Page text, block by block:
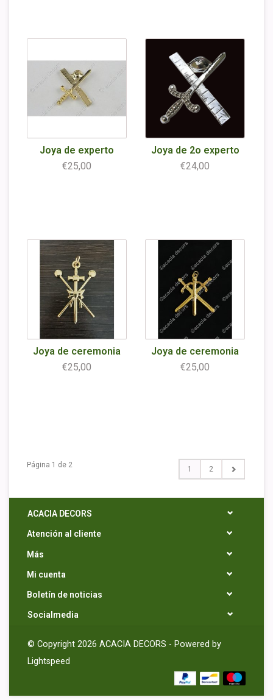
Joya de experto
€25,00
Joya de 2o experto
€24,00
Joya de ceremonia
€25,00
Joya de ceremonia
€25,00
Página 1 de 2 1 2
ACACIA DECORS
Atención al cliente
Más
Mi cuenta
Boletín de noticias
Socialmedia
© Copyright 2026 ACACIA DECORS - Powered by
Lightspeed